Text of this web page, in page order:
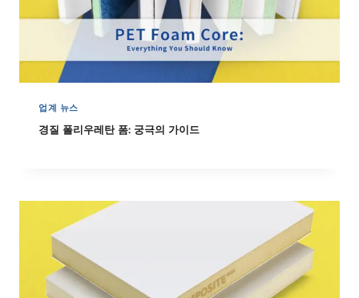
업계 뉴스
경질 폴리우레탄 폼: 궁극의 가이드